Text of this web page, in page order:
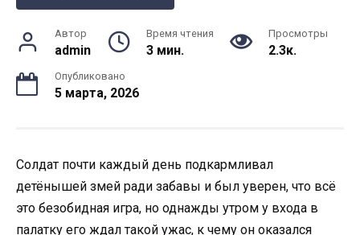
Автор
admin
Время чтения
3 мин.
Просмотры
2.3к.
Опубликовано
5 марта, 2026
Солдат почти каждый день подкармливал
детёнышей змей ради забавы и был уверен, что всё
это безобидная игра, но однажды утром у входа в
палатку его ждал такой ужас, к чему он оказался